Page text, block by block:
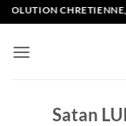
Passer
au
contenu
CHRETIENNE,
Satan